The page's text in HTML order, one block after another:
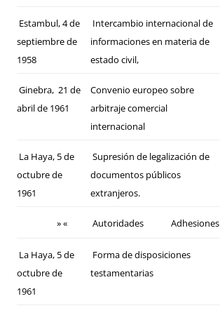
Estambul, 4 de
septiembre de
1958
Intercambio internacional de
informaciones en materia de
estado civil,
Ginebra, 21 de
abril de 1961
Convenio europeo sobre
arbitraje comercial
internacional
La Haya, 5 de
octubre de
1961
Supresión de legalización de
documentos públicos
extranjeros.
» « Autoridades Adhesiones
La Haya, 5 de
octubre de
1961
Forma de disposiciones
testamentarias